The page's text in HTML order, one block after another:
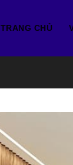
TRANG CHỦ